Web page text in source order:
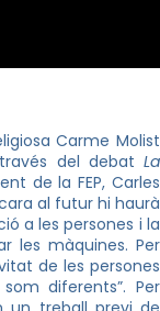
Carme Molist
del debat La
de la FEP, Carles
al futur hi haurà
a les persones i la
les màquines. Per
de les persones
diferents”. Per